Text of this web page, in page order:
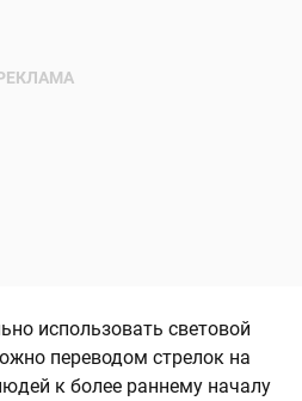
использовать световой
переводом стрелок на
к более раннему началу